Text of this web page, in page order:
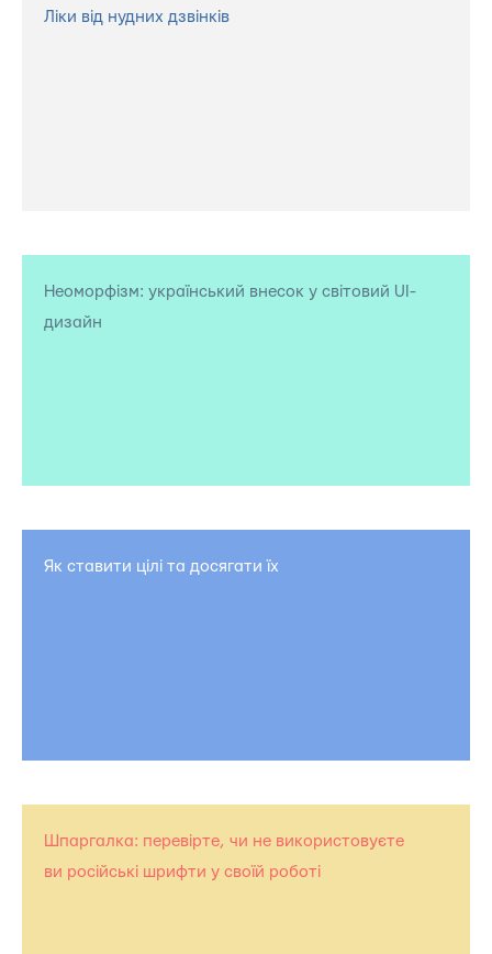
Ліки від нудних дзвінків
Неоморфізм: український внесок у світовий UI-
дизайн
Як ставити цілі та досягати їх
Шпаргалка: перевірте, чи не використовуєте
ви російські шрифти у своїй роботі